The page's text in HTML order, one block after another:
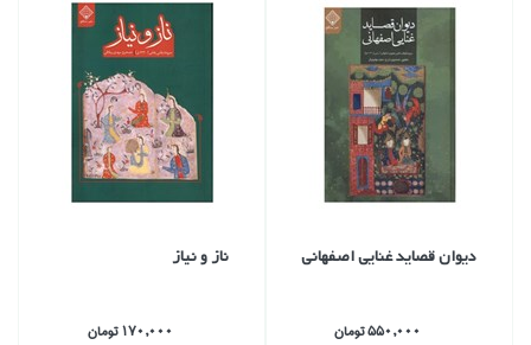
ديوان قصايد غنايي اصفهاني
550,000 تومان
ناز و نياز
170,000 تومان